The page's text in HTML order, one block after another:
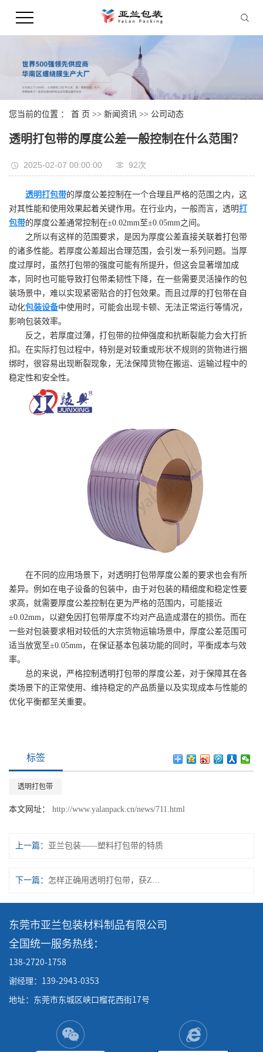
您当前的位置 ： 首 页 >> 新闻资讯 >> 公司动态
透明打包带的厚度公差一般控制在什么范围？
2025-02-07 00:00:00 92次
透明打包带的厚度公差控制在一个合理且严格的范围之内，这
对其性能和使用效果起着关键作用。在行业内，一般而言，透明打
包带的厚度公差通常控制在±0.02mm至±0.05mm之间。
之所以有这样的范围要求，是因为厚度公差直接关联着打包带
的诸多性能。若厚度公差超出合理范围，会引发一系列问题。当厚
度过厚时，虽然打包带的强度可能有所提升，但这会显著增加成
本，同时也可能导致打包带柔韧性下降，在一些需要灵活操作的包
装场景中，难以实现紧密贴合的打包效果。而且过厚的打包带在自
动化包装设备中使用时，可能会出现卡顿、无法正常运行等情况，
影响包装效率。
反之，若厚度过薄，打包带的拉伸强度和抗断裂能力会大打折
扣。在实际打包过程中，特别是对较重或形状不规则的货物进行捆
绑时，很容易出现断裂现象，无法保障货物在搬运、运输过程中的
稳定性和安全性。
在不同的应用场景下，对透明打包带厚度公差的要求也会有所
差异。例如在电子设备的包装中，由于对包装的精细度和稳定性要
求高，就需要厚度公差控制在更为严格的范围内，可能接近
±0.02mm，以避免因打包带厚度不均对产品造成潜在的损伤。而在
一些对包装要求相对较低的大宗货物运输场景中，厚度公差范围可
适当放宽至±0.05mm，在保证基本包装功能的同时，平衡成本与效
率。
总的来说，严格控制透明打包带的厚度公差，对于保障其在各
类场景下的正常使用、维持稳定的产品质量以及实现成本与性能的
优化平衡都至关重要。
标签
透明打包带
本文网址： http://www.yalanpack.cn/news/711.html
上一篇： 亚兰包装——塑料打包带的特质
下一篇： 怎样正确用透明打包带，获Z佳包装效果？​
东莞市亚兰包装材料制品有限公司
全国统一服务热线：
138-2720-1758
谢经理：139-2943-0353
地址：东莞市东城区峡口榴花西街17号